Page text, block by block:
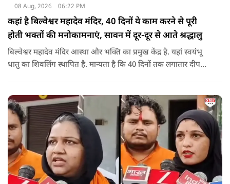
08 Aug, 2026 06:22 PM
कहां है बिल्वेश्वर महादेव मंदिर, 40 दिनों ये काम करने से पूरी
होती भक्तों की मनोकामनाएं, सावन में दूर-दूर से आते श्रद्धालु
बिल्वेश्वर महादेव मंदिर आस्था और भक्ति का प्रमुख केंद्र है. यहां स्वयंभू
धातु का शिवलिंग स्थापित है. मान्यता है कि 40 दिनों तक लगातार दीपक